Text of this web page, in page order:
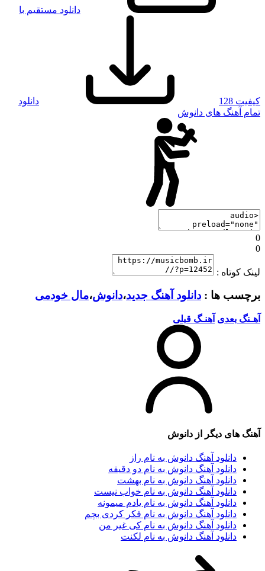
دانلود مستقیم با
کیفیت 128
دانلود
تمام آهنگ های دانوش
0
0
لینک کوتاه :
برچسب ها : دانلود آهنگ جدید،دانوش،مال خودمی
آهـنگ بعدی آهنـگ قبلی
آهنگ های دیگر از دانوش
دانلود آهنگ دانوش به نام راز
دانلود آهنگ دانوش به نام دو دقیقه
دانلود آهنگ دانوش به نام بهشت
دانلود آهنگ دانوش به نام خواب نیست
دانلود آهنگ دانوش به نام یادم میمونه
دانلود آهنگ دانوش به نام فکر کردی بچم
دانلود آهنگ دانوش به نام کی غیر من
دانلود آهنگ دانوش به نام لکنت